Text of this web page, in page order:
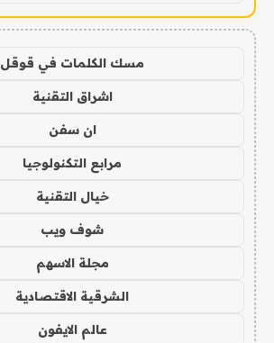
مسك الكلمات في قوقل
اشراق التقنية
ان سفن
مرابع التكنولوجيا
خيال التقنية
شوف ويب
مجلة الاسهم
الشرقية الاقتصادية
عالم الايفون